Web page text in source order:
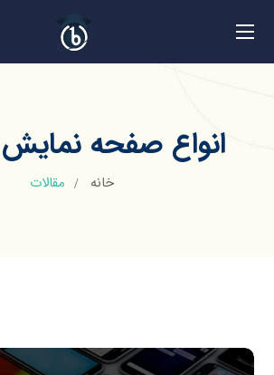
انواع صفحه نمایش
خانه مقالات